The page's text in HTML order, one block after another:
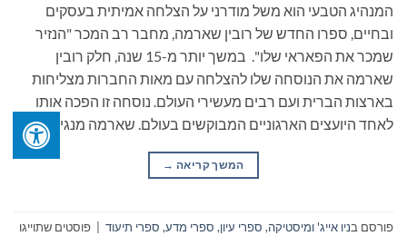
המנהיג הטבעי הוא משל מודרני על הצלחה אמיתית בעסקים
ובחיים, ספרו החדש של רובין שארמה, מחבר רב המכר "הנזיר
שמכר את הפאראי שלו". במשך יותר מ-15 שנה, חלק רובין
שארמה את הנוסחה שלו להצלחה עם מאות החברות מצליחות
בארצות הברית ועם רבים מעשירי העולם. נוסחה זו הפכה אותו
לאחד היועצים הארגוניים המבוקשים בעולם. שארמה מנגיש […]
המשך קריאה →
פורסם בניו אייג' ומיסטיקה, ספרי עיון, ספרי מדע, ספרי תיעוד
פוסטים שתוייגו